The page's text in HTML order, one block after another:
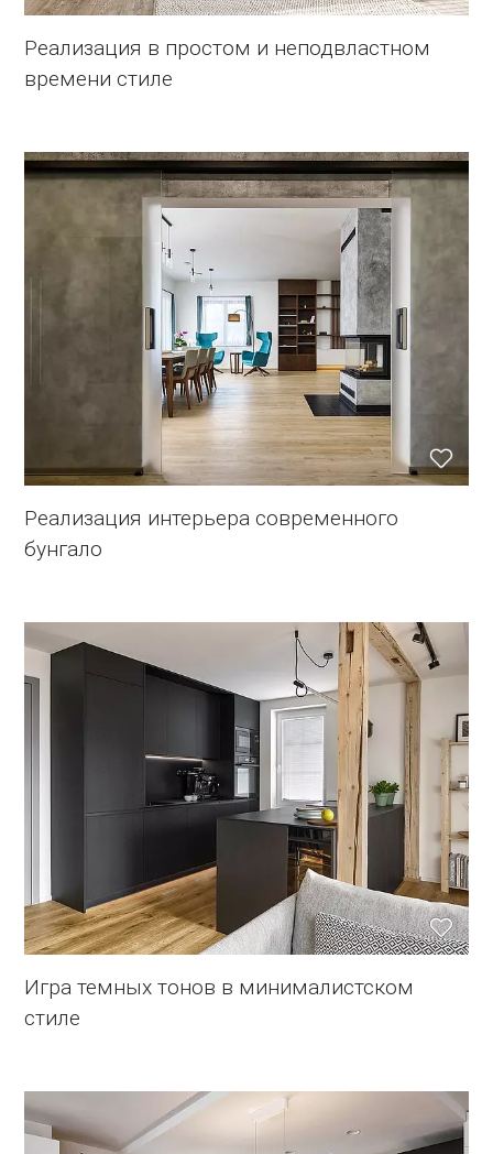
Реализация в простом и неподвластном
времени стиле
Реализация интерьера современного
бунгало
Игра темных тонов в минималистском
стиле